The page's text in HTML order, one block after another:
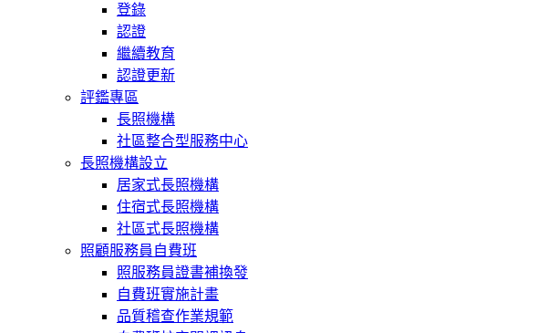
登錄
認證
繼續教育
認證更新
評鑑專區
長照機構
社區整合型服務中心
長照機構設立
居家式長照機構
住宿式長照機構
社區式長照機構
照顧服務員自費班
照服務員證書補換發
自費班實施計畫
品質稽查作業規範